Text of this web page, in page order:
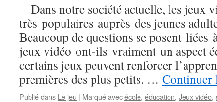
Dans notre société actuelle, les jeux
très populaires auprès des jeunes
Beaucoup de questions se posent liées
jeux vidéo ont-ils vraiment un aspect
certains jeux peuvent renforcer
premières des plus petits. … Continuer
Publié dans Le jeu | Marqué avecécole, éducation, Jeux vidéo,